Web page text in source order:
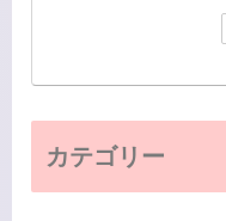
カテゴリー